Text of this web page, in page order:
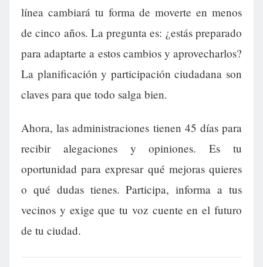
línea cambiará tu forma de moverte en menos
de cinco años. La pregunta es: ¿estás preparado
para adaptarte a estos cambios y aprovecharlos?
La planificación y participación ciudadana son
claves para que todo salga bien.
Ahora, las administraciones tienen 45 días para
recibir alegaciones y opiniones. Es tu
oportunidad para expresar qué mejoras quieres
o qué dudas tienes. Participa, informa a tus
vecinos y exige que tu voz cuente en el futuro
de tu ciudad.